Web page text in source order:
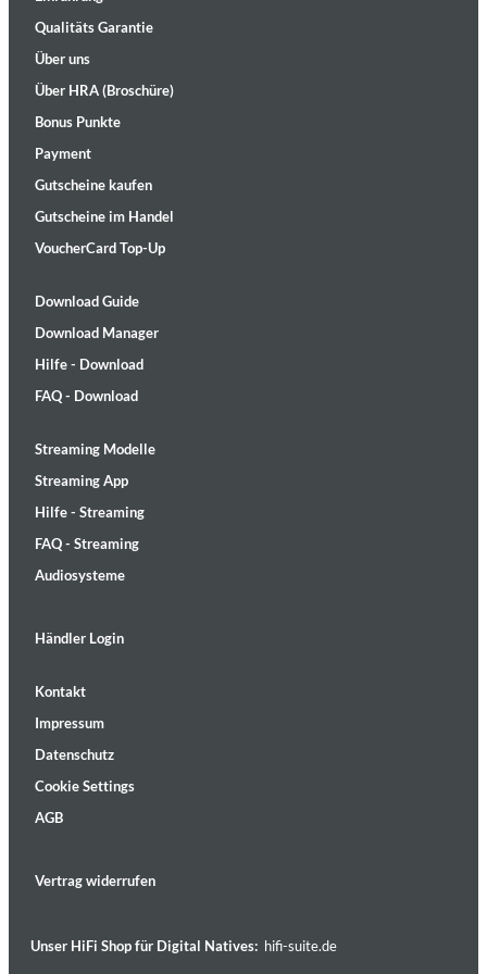
Qualitäts Garantie
Über uns
Über HRA (Broschüre)
Bonus Punkte
Payment
Gutscheine kaufen
Gutscheine im Handel
VoucherCard Top-Up
Download Guide
Download Manager
Hilfe - Download
FAQ - Download
Streaming Modelle
Streaming App
Hilfe - Streaming
FAQ - Streaming
Audiosysteme
Händler Login
Kontakt
Impressum
Datenschutz
Cookie Settings
AGB
Vertrag widerrufen
Unser HiFi Shop für Digital Natives: hifi-suite.de